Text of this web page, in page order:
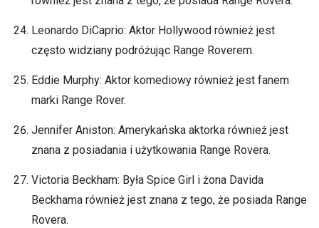
Leonardo DiCaprio: Aktor Hollywood również jest
często widziany podróżując Range Roverem.
Eddie Murphy: Aktor komediowy również jest fanem
marki Range Rover.
Jennifer Aniston: Amerykańska aktorka również jest
znana z posiadania i użytkowania Range Rovera.
Victoria Beckham: Była Spice Girl i żona Davida
Beckhama również jest znana z tego, że posiada Range
Rovera.